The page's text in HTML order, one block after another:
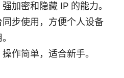
加密和隐藏 IP 的能力。
步使用，方便个人设备
作简单，适合新手。